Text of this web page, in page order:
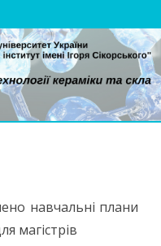
навчальні плани
магістрів